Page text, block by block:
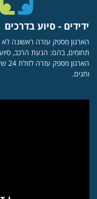
ידידים - סיוע בדרכים
הארגון מספק עזרה ראשונה לא
תחומים, בהם: הנעת הרכב,
וחגים.